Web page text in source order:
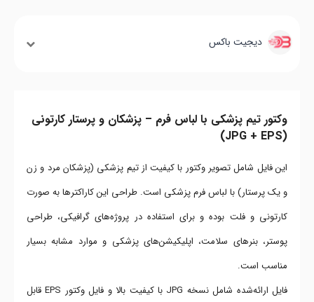
دیجیت باکس
وکتور تیم پزشکی با لباس فرم – پزشکان و پرستار کارتونی
(JPG + EPS)
این فایل شامل تصویر وکتور با کیفیت از تیم پزشکی (پزشکان مرد و زن
و یک پرستار) با لباس فرم پزشکی است. طراحی این کاراکترها به صورت
کارتونی و فلت بوده و برای استفاده در پروژه‌های گرافیکی، طراحی
پوستر، بنرهای سلامت، اپلیکیشن‌های پزشکی و موارد مشابه بسیار
مناسب است.
فایل ارائه‌شده شامل نسخه JPG با کیفیت بالا و فایل وکتور EPS قابل